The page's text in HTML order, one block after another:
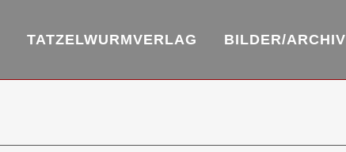
TATZELWURMVERLAG BILDER/ARCHIV